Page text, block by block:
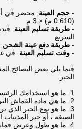
- حجم العينة
(0.610 م) × 3 م
- طريقة تسليم العينة:
السريع
- طريقة دفع عينة الشحن: paypal أو western union إلخ.
- وقت تسليم العينة: في غضون 3
فيما يلي بعض النصائح
الحبر.
1. ما هو استخدامك الرئيسي للقماش الذي ستشتريه؟
2. ما هي مادة القماش التي تطلبها ، قطن ، بوليستر ، أو بولي قطن؟
3. ما هو نوع الحبر
الصبغة ، أو حبر المذيبات
4. ما هو طول وعرض قماش نفث الحبر الذي تريده؟